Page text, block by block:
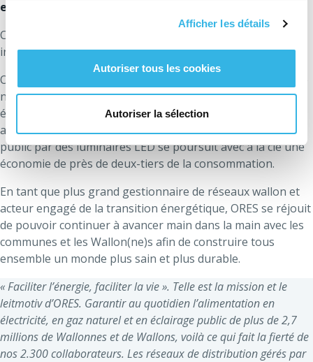
Afficher les détails
Autoriser tous les cookies
Autoriser la sélection
elles ont opté pour l’option 2 ou 3
Ces données seront actualisées régulièrement sur le site
internet de l’entreprise :Eclairage public.
ORES se montre proactive et recherche continuellement de
nouvelles solutions, effectives et durables, car face au défi
énergétique et climatique chaque action compte. Par
ailleurs, le remplacement des anciennes lampes d’éclairage
public par des luminaires LED se poursuit avec à la clé une
économie de près de deux-tiers de la consommation.
En tant que plus grand gestionnaire de réseaux wallon et
acteur engagé de la transition énergétique, ORES se réjouit
de pouvoir continuer à avancer main dans la main avec les
communes et les Wallon(ne)s afin de construire tous
ensemble un monde plus sain et plus durable.
« Faciliter l’énergie, faciliter la vie ». Telle est la mission et le
leitmotiv d’ORES. Garantir au quotidien l’alimentation en
électricité, en gaz naturel et en éclairage public de plus de 2,7
millions de Wallonnes et de Wallons, voilà ce qui fait la fierté de
nos 2.300 collaborateurs. Les réseaux de distribution gérés par